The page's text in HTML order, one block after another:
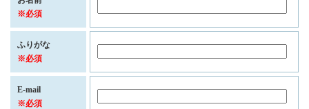
※必須
ふりがな
※必須
E-mail
※必須